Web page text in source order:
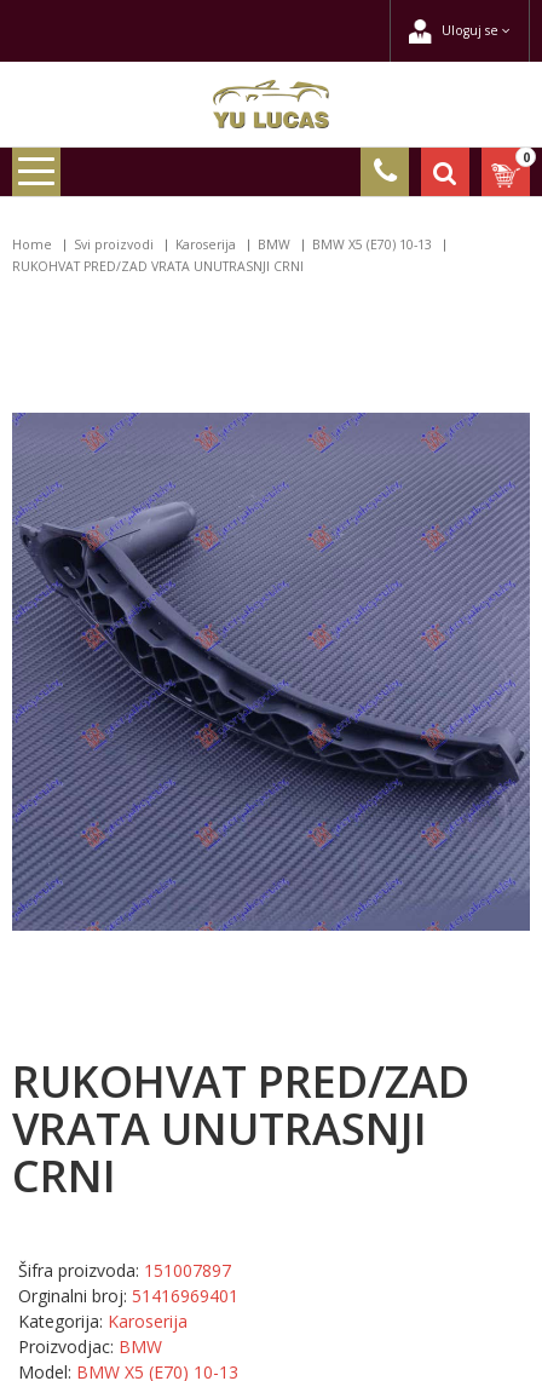
Uloguj se
0
Home Svi proizvodi Karoserija BMW
BMW X5 (E70) 10-13
RUKOHVAT PRED/ZAD VRATA UNUTRASNJI CRNI
RUKOHVAT PRED/ZAD
VRATA UNUTRASNJI
CRNI
Šifra proizvoda: 151007897
Orginalni broj: 51416969401
Kategorija: Karoserija
Proizvodjac: BMW
Model: BMW X5 (E70) 10-13